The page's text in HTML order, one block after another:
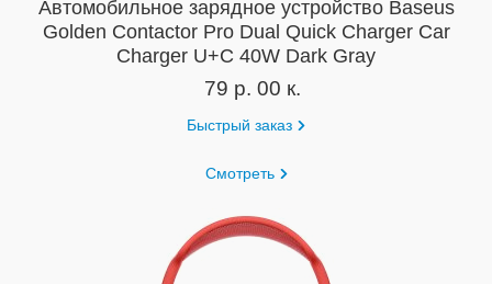
Автомобильное зарядное устройство Baseus
Golden Contactor Pro Dual Quick Charger Car
Charger U+C 40W Dark Gray
79 р. 00 к.
Быстрый заказ
Смотреть